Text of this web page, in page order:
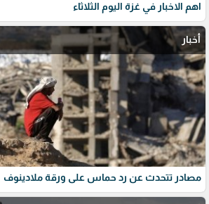
اهم الاخبار في غزة اليوم الثلاثاء
أخبار
مصادر تتحدث عن رد حماس على ورقة ملادينوف